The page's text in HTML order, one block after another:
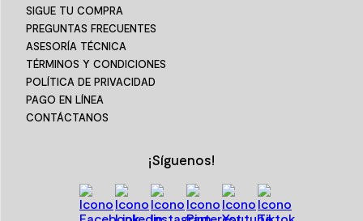
SIGUE TU COMPRA
PREGUNTAS FRECUENTES
ASESORÍA TÉCNICA
TÉRMINOS Y CONDICIONES
POLÍTICA DE PRIVACIDAD
PAGO EN LÍNEA
CONTÁCTANOS
¡Síguenos!